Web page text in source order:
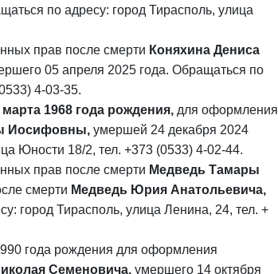
по адресу: город Тирасполь, улица
прав после смерти Коняхина Дениса
05 апреля 2025 года. Обращаться по
4-03-35.
1968 года рождения, для оформления
Иосифовны, умершей 24 декабря 2024
Юности 18/2, тел. +373 (0533) 4-02-44.
прав после смерти Медведь Тамары
смерти Медведь Юрия Анатольевича,
город Тирасполь, улица Ленина, 24, тел. +
года рождения для оформления
Семеновича, умершего 14 октября